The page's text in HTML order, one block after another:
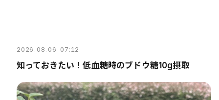
2026 . 08. 06 07:12
知っておきたい！低血糖時のブドウ糖10g摂取